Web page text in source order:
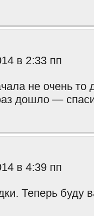
в 2:33 пп
не очень то
дошло —
в 4:39 пп
Теперь буду